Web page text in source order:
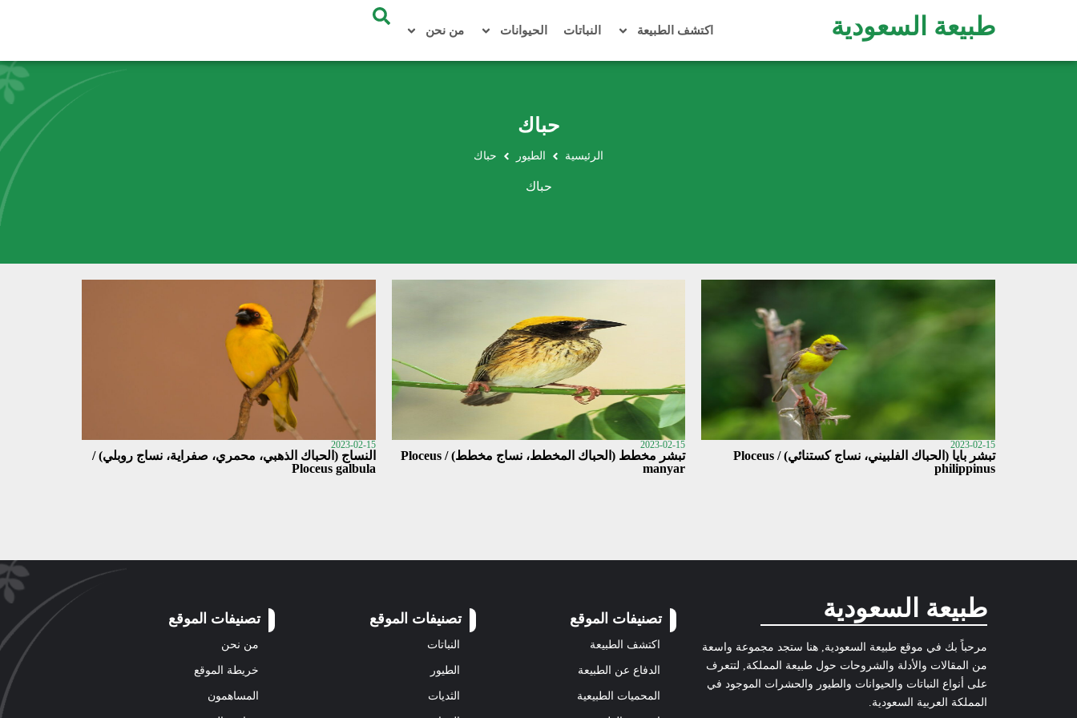
طبيعة السعودية اكتشف الطبيعة النباتات الحيوانات من نحن
حباك
الرئيسية الطيور حباك
حباك
2023-02-15
تبشر بايا (الحباك الفلبيني، نساج كستنائي) / Ploceus
philippinus
2023-02-15
تبشر مخطط (الحباك المخطط، نساج مخطط) / Ploceus
manyar
2023-02-15
النساج (الحباك الذهبي، محمري، صفراية، نساج روبلي) /
Ploceus galbula
طبيعة السعودية
مرحباً بك في موقع طبيعة السعودية, هنا ستجد مجموعة واسعة
من المقالات والأدلة والشروحات حول طبيعة المملكة, لتتعرف
على أنواع النباتات والحيوانات والطيور والحشرات الموجود في
المملكة العربية السعودية.
تصنيفات الموقع
اكتشف الطبيعة
الدفاع عن الطبيعة
المحميات الطبيعية
تصنيفات الموقع
النباتات
الطيور
الثديات
تصنيفات الموقع
من نحن
خريطة الموقع
المساهمون